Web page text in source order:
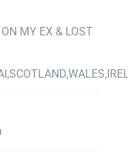
MY EX & LOST